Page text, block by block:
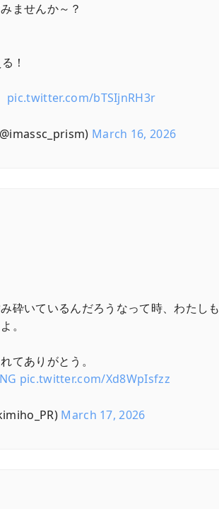
ませんか～？
！
pic.twitter.com/bTSIjnRH3r
March 16, 2026
砕いているんだろうなって時、わたしも
。
てありがとう。
pic.twitter.com/Xd8WpIsfzz
March 17, 2026